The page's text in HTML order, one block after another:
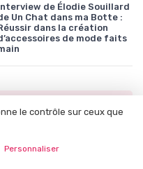
de Élodie Souillard
Un Chat dans ma Botte :
dans la création
de mode faits
le contrôle sur ceux que
Personnaliser